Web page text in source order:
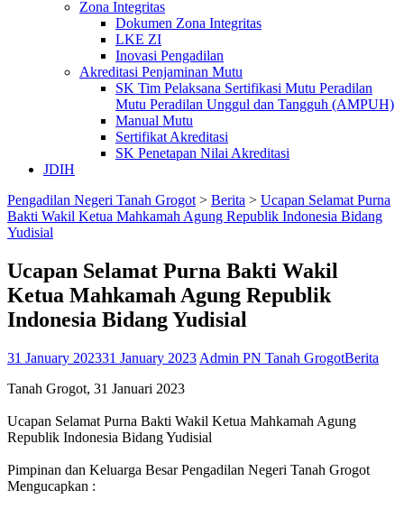
Zona Integritas
Dokumen Zona Integritas
LKE ZI
Inovasi Pengadilan
Akreditasi Penjaminan Mutu
SK Tim Pelaksana Sertifikasi Mutu Peradilan
Mutu Peradilan Unggul dan Tangguh (AMPUH)
Manual Mutu
Sertifikat Akreditasi
SK Penetapan Nilai Akreditasi
JDIH
Pengadilan Negeri Tanah Grogot > Berita > Ucapan Selamat Purna
Bakti Wakil Ketua Mahkamah Agung Republik Indonesia Bidang
Yudisial
Ucapan Selamat Purna Bakti Wakil
Ketua Mahkamah Agung Republik
Indonesia Bidang Yudisial
31 January 202331 January 2023 Admin PN Tanah GrogotBerita
Tanah Grogot, 31 Januari 2023
Ucapan Selamat Purna Bakti Wakil Ketua Mahkamah Agung
Republik Indonesia Bidang Yudisial
Pimpinan dan Keluarga Besar Pengadilan Negeri Tanah Grogot
Mengucapkan :